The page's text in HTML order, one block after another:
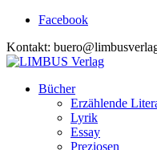
Facebook
Kontakt:
Bücher
Erzählende
Lyrik
Essay
Preziosen